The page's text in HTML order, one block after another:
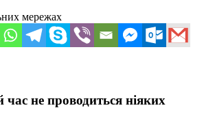
мережах
не проводиться ніяких